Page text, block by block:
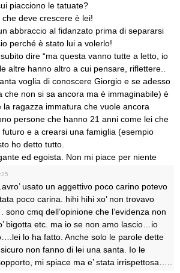
piacciono le tatuate?
deve crescere è lei!
abbraccio al fidanzato prima di separarsi
perché è stato lui a volerlo!
dire “ma questa vanno tutte a letto, io
altre hanno altro a cui pensare, riflettere..
voglia di conoscere Giorgio e se adesso
che non si sa ancora ma è immaginabile) è
la ragazza immatura che vuole ancora
persone che hanno 21 anni come lei che
e a crearsi una famiglia (esempio
ho detto tutto.
ed egoista. Non mi piace per niente
usato un aggettivo poco carino potevo
poco carina. hihi hihi xo’ non trovavo
cmq dell’opinione che l’evidenza non
bigotta etc. ma io se non amo lascio…io
lo ha fatto. Anche solo le parole dette
non fanno di lei una santa. Io le
mi spiace ma e’ stata irrispettosa…..